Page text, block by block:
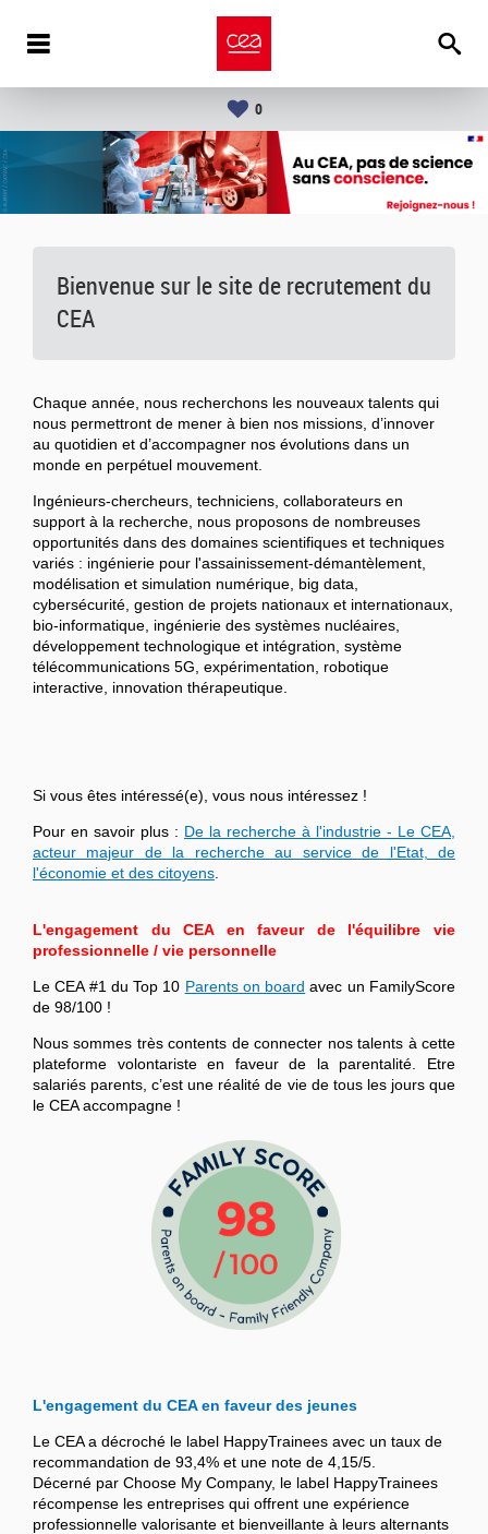
0
Bienvenue sur le site de recrutement du
CEA
Chaque année, nous recherchons les nouveaux talents qui
nous permettront de mener à bien nos missions, d’innover
au quotidien et d’accompagner nos évolutions dans un
monde en perpétuel mouvement.
Ingénieurs-chercheurs, techniciens, collaborateurs en
support à la recherche, nous proposons de nombreuses
opportunités dans des domaines scientifiques et techniques
variés : ingénierie pour l'assainissement-démantèlement,
modélisation et simulation numérique, big data,
cybersécurité, gestion de projets nationaux et internationaux,
bio-informatique, ingénierie des systèmes nucléaires,
développement technologique et intégration, système
télécommunications 5G, expérimentation, robotique
interactive, innovation thérapeutique.
Si vous êtes intéressé(e), vous nous intéressez !
Pour en savoir plus : De la recherche à l'industrie - Le CEA,
acteur majeur de la recherche au service de l'Etat, de
l'économie et des citoyens
L'engagement du CEA en faveur de l'équilibre vie
professionnelle / vie personnelle
Le CEA #1 du Top 10 Parents on board avec un FamilyScore
de 98/100 !
Nous sommes très contents de connecter nos talents à cette
plateforme volontariste en faveur de la parentalité. Etre
salariés parents, c’est une réalité de vie de tous les jours que
le CEA accompagne !
L'engagement du CEA en faveur des jeunes
Le CEA a décroché le label HappyTrainees avec un taux de
recommandation de 93,4% et une note de 4,15/5.
Décerné par Choose My Company, le label HappyTrainees
récompense les entreprises qui offrent une expérience
professionnelle valorisante et bienveillante à leurs alternants